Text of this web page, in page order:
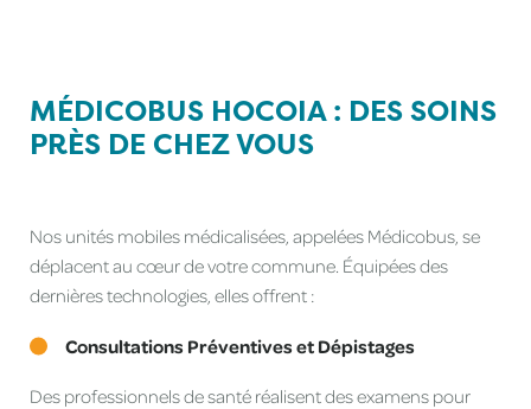
MÉDICOBUS HOCOIA : DES SOINS
PRÈS DE CHEZ VOUS
Nos unités mobiles médicalisées, appelées Médicobus, se
déplacent au cœur de votre commune. Équipées des
dernières technologies, elles offrent :
Consultations Préventives et Dépistages
Des professionnels de santé réalisent des examens pour